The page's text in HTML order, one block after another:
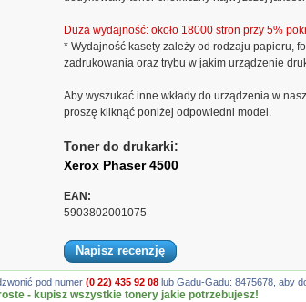
Duża wydajność: około 18000 stron przy 5%
* Wydajność kasety zależy od rodzaju papieru,
zadrukowania oraz trybu w jakim urządzenie
Aby wyszukać inne wkłady do urządzenia w
proszę kliknąć poniżej odpowiedni model.
Toner do drukarki:
Xerox Phaser 4500
EAN:
5903802001075
Napisz recenzję
pod numer (0 22) 435 92 08lub Gadu-Gadu: 8475678, aby
- kupisz wszystkie tonery jakie potrzebujesz!